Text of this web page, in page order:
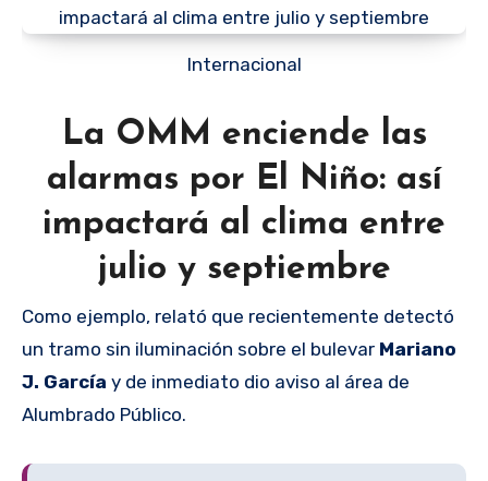
Internacional
La OMM enciende las
alarmas por El Niño: así
impactará al clima entre
julio y septiembre
Como ejemplo, relató que recientemente detectó
un tramo sin iluminación sobre el bulevar Mariano
J. García y de inmediato dio aviso al área de
Alumbrado Público.